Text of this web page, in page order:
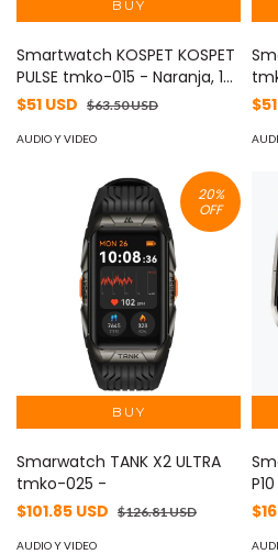
Smartwatch KOSPET KOSPET
PULSE tmko-015 - Naranja, 17
días, Resistente al agua
$51 USD $63.50 USD
AUDIO Y VIDEO
20%
OFF
Smarwatch TANK X2 ULTRA
tmko-025 -
$101.85 USD $126.81 USD
AUDIO Y VIDEO